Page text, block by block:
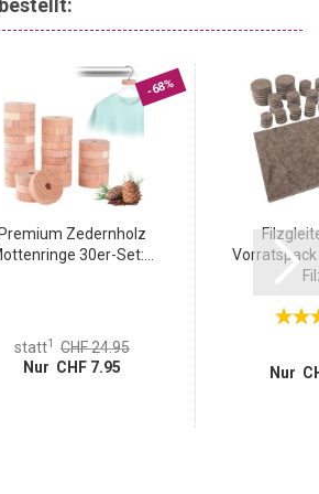
-68%
Premium Zedernholz
30er-Set:...
statt1
CHF 24.95
Nur CHF 7.95
Nur